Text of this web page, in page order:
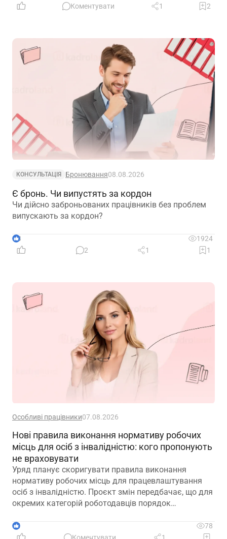
Коментувати
1 2
КОНСУЛЬТАЦІЯ Бронювання08.08.2026
Є бронь. Чи випустять за кордон
Чи дійсно заброньованих працівників без проблем
випускають за кордон?
3
1924
2
1 1
Особливі працівники07.08.2026
Нові правила виконання нормативу робочих
місць для осіб з інвалідністю: кого пропонують
не враховувати
Уряд планує скоригувати правила виконання
нормативу робочих місць для працевлаштування
осіб з інвалідністю. Проєкт змін передбачає, що для
окремих категорій роботодавців порядок
врахувати специфіку їхньої діяльності та усунути
практичні труднощі із виконанням законодавчих
1
78
Коментувати
1